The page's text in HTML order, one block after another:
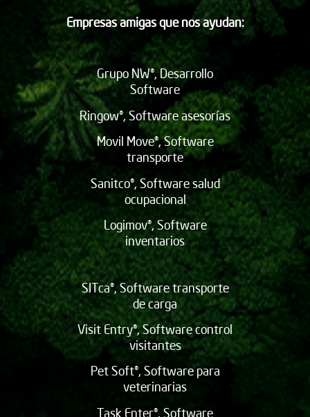
Empresas amigas que nos ayudan:
Grupo NW®, Desarrollo
Software
Ringow®, Software asesorías
Movil Move®, Software
transporte
Sanitco®, Software salud
ocupacional
Logimov®, Software
inventarios
SITca®, Software transporte
de carga
Visit Entry®, Software control
visitantes
Pet Soft®, Software para
veterinarias
Task Enter®, Software